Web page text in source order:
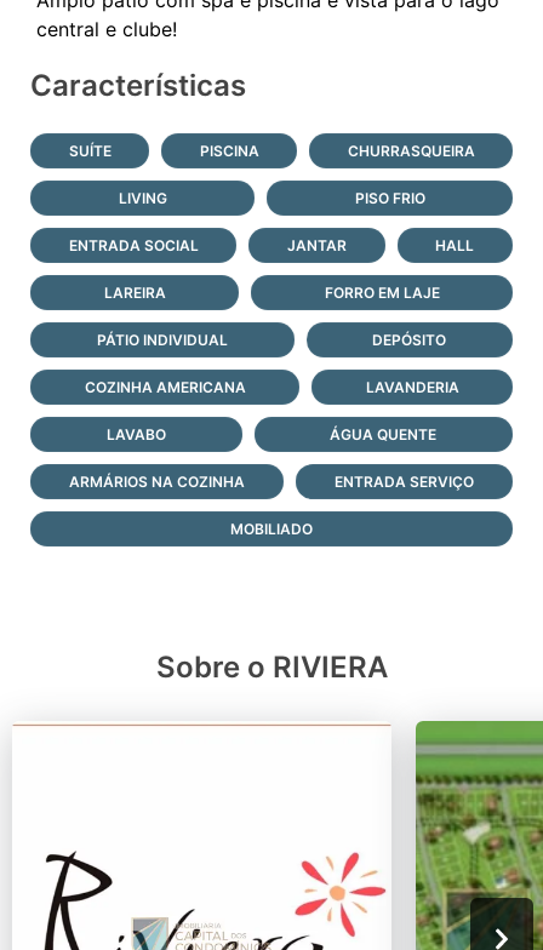
Características
SUÍTE PISCINA CHURRASQUEIRA
LIVING PISO FRIO
ENTRADA SOCIAL JANTAR HALL
LAREIRA FORRO EM LAJE
PÁTIO INDIVIDUAL DEPÓSITO
COZINHA AMERICANA LAVANDERIA
LAVABO ÁGUA QUENTE
ARMÁRIOS NA COZINHA ENTRADA SERVIÇO
MOBILIADO
Sobre o RIVIERA